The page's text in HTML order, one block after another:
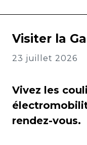
Visiter la
23 juillet 2026
Vivez les
rendez-vous.